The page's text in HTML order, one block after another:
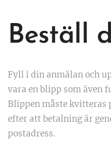
Beställ
Fyll i din anmälan och
vara en blipp som även
Blippen måste
efter att betalning är
postadress.